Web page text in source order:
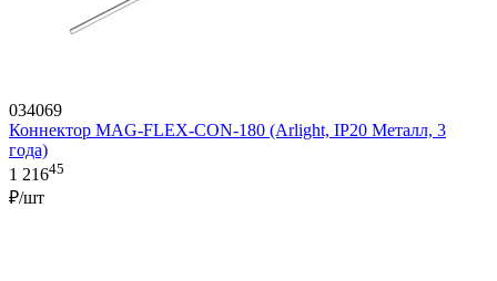
034069
Коннектор MAG-FLEX-CON-180 (Arlight, IP20 Металл, 3
года)
1 21645
₽/шт